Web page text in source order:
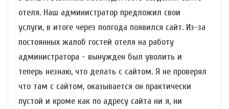
отеля. Наш администратор предложил свои
услуги, в итоге через полгода появился сайт. Из-за
постоянных жалоб гостей отеля на работу
администратора - вынужден был уволить и
теперь незнаю, что делать с сайтом. Я не проверял
что там с сайтом, оказывается он практически
пустой и кроме как по адресу сайта ни я, ни